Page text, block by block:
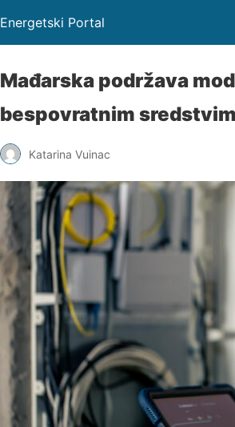
Energetski Portal
Mađarska podržava
bespovratnim
Katarina Vuinac